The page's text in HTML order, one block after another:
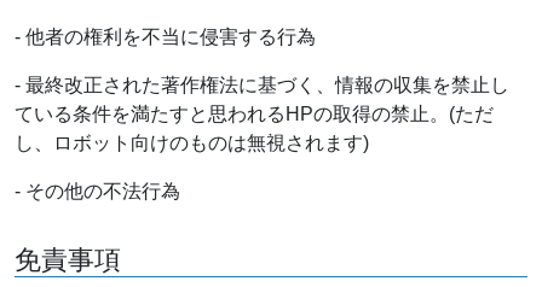
- 他者の権利を不当に侵害する行為
- 最終改正された著作権法に基づく、情報の収集を禁止し
ている条件を満たすと思われるHPの取得の禁止。(ただ
し、ロボット向けのものは無視されます)
- その他の不法行為
免責事項